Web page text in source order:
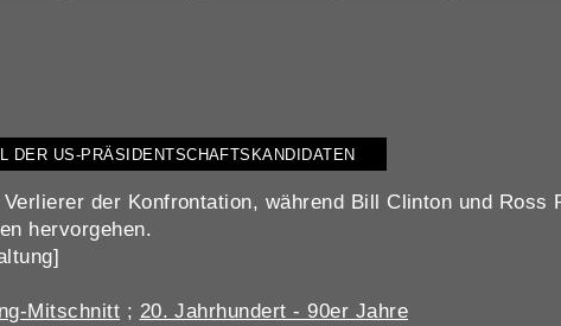
DER US-PRÄSIDENTSCHAFTSKANDIDATEN
der Konfrontation, während Bill Clinton und Ross
hervorgehen.
Mitschnitt ; 20. Jahrhundert - 90er Jahre